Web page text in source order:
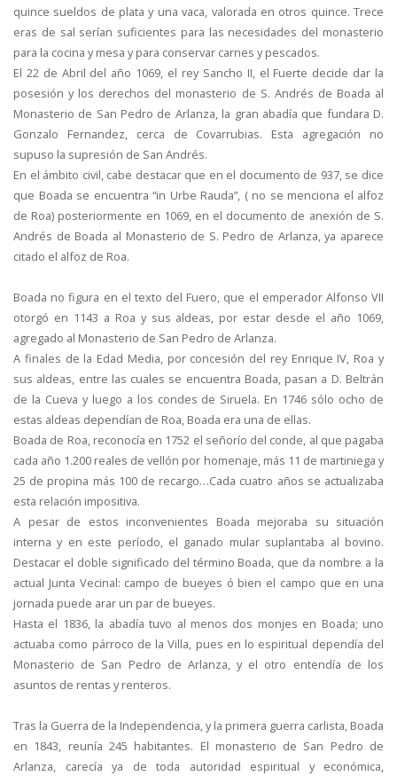
quince sueldos de plata y una vaca, valorada en otros quince. Trece
eras de sal serían suficientes para las necesidades del monasterio
para la cocina y mesa y para conservar carnes y pescados.
El 22 de Abril del año 1069, el rey Sancho II, el Fuerte decide dar la
posesión y los derechos del monasterio de S. Andrés de Boada al
Monasterio de San Pedro de Arlanza, la gran abadía que fundara D.
Gonzalo Fernandez, cerca de Covarrubias. Esta agregación no
supuso la supresión de San Andrés.
En el ámbito civil, cabe destacar que en el documento de 937, se dice
que Boada se encuentra “in Urbe Rauda”, ( no se menciona el alfoz
de Roa) posteriormente en 1069, en el documento de anexión de S.
Andrés de Boada al Monasterio de S. Pedro de Arlanza, ya aparece
citado el alfoz de Roa.
Boada no figura en el texto del Fuero, que el emperador Alfonso VII
otorgó en 1143 a Roa y sus aldeas, por estar desde el año 1069,
agregado al Monasterio de San Pedro de Arlanza.
A finales de la Edad Media, por concesión del rey Enrique IV, Roa y
sus aldeas, entre las cuales se encuentra Boada, pasan a D. Beltrán
de la Cueva y luego a los condes de Siruela. En 1746 sólo ocho de
estas aldeas dependían de Roa, Boada era una de ellas.
Boada de Roa, reconocía en 1752 el señorío del conde, al que pagaba
cada año 1.200 reales de vellón por homenaje, más 11 de martiniega y
25 de propina más 100 de recargo…Cada cuatro años se actualizaba
esta relación impositiva.
A pesar de estos inconvenientes Boada mejoraba su situación
interna y en este período, el ganado mular suplantaba al bovino.
Destacar el doble significado del término Boada, que da nombre a la
actual Junta Vecinal: campo de bueyes ó bien el campo que en una
jornada puede arar un par de bueyes.
Hasta el 1836, la abadía tuvo al menos dos monjes en Boada; uno
actuaba como párroco de la Villa, pues en lo espiritual dependía del
Monasterio de San Pedro de Arlanza, y el otro entendía de los
asuntos de rentas y renteros.
Tras la Guerra de la Independencia, y la primera guerra carlista, Boada
en 1843, reunía 245 habitantes. El monasterio de San Pedro de
Arlanza, carecía ya de toda autoridad espiritual y económica,